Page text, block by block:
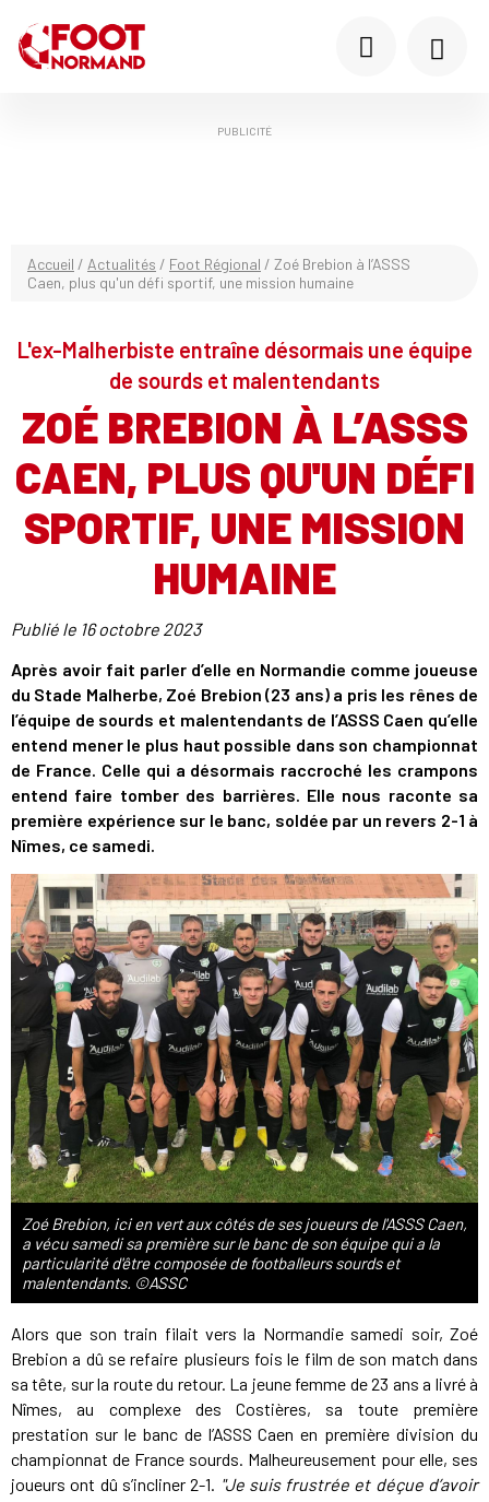
PUBLICITÉ
Accueil / Actualités / Foot Régional / Zoé Brebion à l’ASSS
Caen, plus qu'un défi sportif, une mission humaine
L'ex-Malherbiste entraîne désormais une équipe
de sourds et malentendants
ZOÉ BREBION À L’ASSS
CAEN, PLUS QU'UN DÉFI
SPORTIF, UNE MISSION
HUMAINE
Publié le 16 octobre 2023
Après avoir fait parler d’elle en Normandie comme joueuse
du Stade Malherbe, Zoé Brebion (23 ans) a pris les rênes de
l’équipe de sourds et malentendants de l’ASSS Caen qu’elle
entend mener le plus haut possible dans son championnat
de France. Celle qui a désormais raccroché les crampons
entend faire tomber des barrières. Elle nous raconte sa
première expérience sur le banc, soldée par un revers 2-1 à
Nîmes, ce samedi.
Zoé Brebion, ici en vert aux côtés de ses joueurs de l'ASSS Caen,
a vécu samedi sa première sur le banc de son équipe qui a la
particularité d'être composée de footballeurs sourds et
malentendants. ©ASSC
Alors que son train filait vers la Normandie samedi soir, Zoé
Brebion a dû se refaire plusieurs fois le film de son match dans
sa tête, sur la route du retour. La jeune femme de 23 ans a livré à
Nîmes, au complexe des Costières, sa toute première
prestation sur le banc de l’ASSS Caen en première division du
championnat de France sourds. Malheureusement pour elle, ses
joueurs ont dû s’incliner 2-1. "Je suis frustrée et déçue d’avoir